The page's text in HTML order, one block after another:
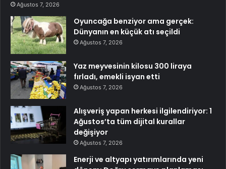
Ağustos 7, 2026
Oyuncağa benziyor ama gerçek:
Dünyanın en küçük atı seçildi
Ağustos 7, 2026
Yaz meyvesinin kilosu 300 liraya
fırladı, emekli isyan etti
Ağustos 7, 2026
Alışveriş yapan herkesi ilgilendiriyor: 1
Ağustos’ta tüm dijital kurallar
değişiyor
Ağustos 7, 2026
Enerji ve altyapı yatırımlarında yeni